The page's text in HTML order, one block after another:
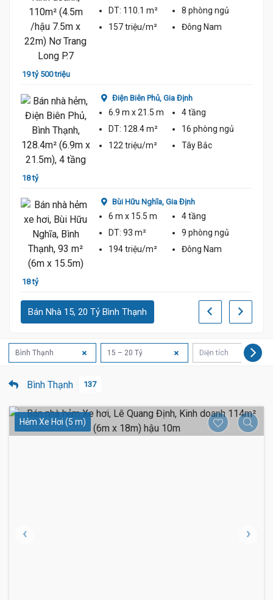
19 tỷ 500 triệu
DT: 110.1 m² 8 phòng ngủ
157 triệu/m²
Đông Nam
18 tỷ
Điện Biên Phủ, Gia Định
6.9 m x 21.5 m
4 tầng
DT: 128.4 m² 16 phòng ngủ
122 triệu/m²
Tây Bắc
18 tỷ
Bùi Hữu Nghĩa, Gia Định
6 m x 15.5 m
4 tầng
DT: 93 m² 9 phòng ngủ
194 triệu/m²
Đông Nam
Bán Nhà 15, 20 Tỷ Bình Thạnh
Bình Thạnh 15 – 20 Tỷ Diện tích
Bình Thạnh 137
Hẻm Xe Hơi (5 m)